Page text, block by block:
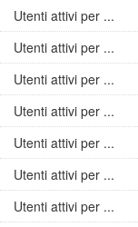
Utenti attivi per ...
Utenti attivi per ...
Utenti attivi per ...
Utenti attivi per ...
Utenti attivi per ...
Utenti attivi per ...
Utenti attivi per ...